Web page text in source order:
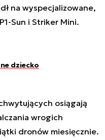
na wyspecjalizowane,
Sun i Striker Mini.
dziecko
osiągają
wrogich
dronów miesięcznie.